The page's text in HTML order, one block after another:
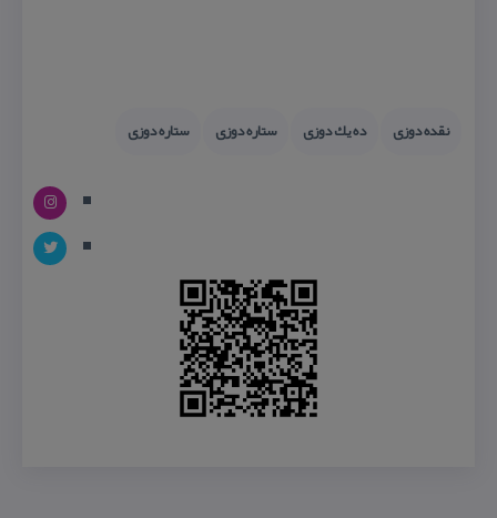
نقده دوزی ده یك دوزی ستاره دوزی ستاره دوزی